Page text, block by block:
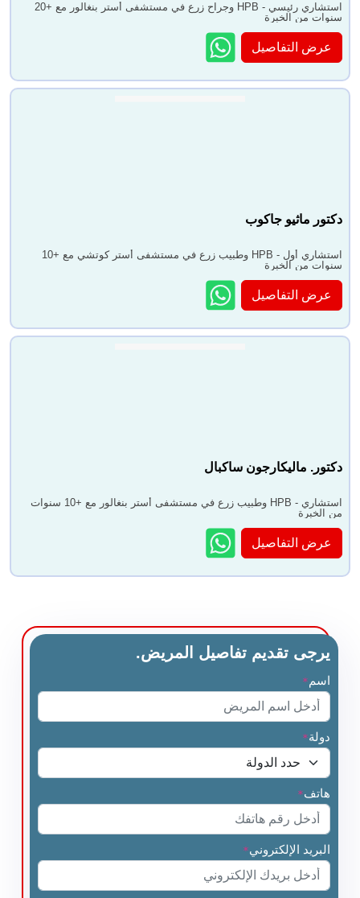
استشاري رئيسي - HPB وجراح زرع في مستشفى أستر بنغالور مع +20
سنوات من الخبرة
عرض التفاصيل
دكتور ماثيو جاكوب
استشاري أول - HPB وطبيب زرع في مستشفى أستر كوتشي مع +10
سنوات من الخبرة
عرض التفاصيل
دكتور. ماليكارجون ساكبال
استشاري - HPB وطبيب زرع في مستشفى أستر بنغالور مع +10 سنوات
من الخبرة
عرض التفاصيل
يرجى تقديم تفاصيل المريض.
اسم *
دولة*
هاتف*
البريد الإلكتروني*